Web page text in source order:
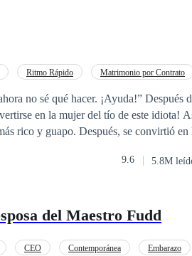
Ritmo Rápido
Matrimonio por Contrato
no sé qué hacer. ¡Ayuda!” Después
en la mujer del tío de este idiota!
rico y guapo. Después, se convirtió en
mantener su posición.¡Un día, Cathe
¡No se lo permitiría ni en sus
9.6 5.8M
del Maestro Fudd
CEO Contemporánea Embarazo